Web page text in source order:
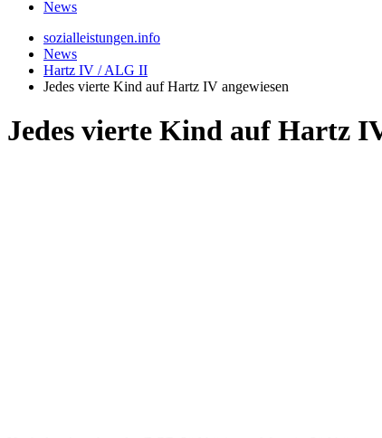
News
sozialleistungen.info
News
Hartz IV / ALG II
Jedes vierte Kind auf Hartz IV angewiesen
Jedes vierte Kind auf Hartz